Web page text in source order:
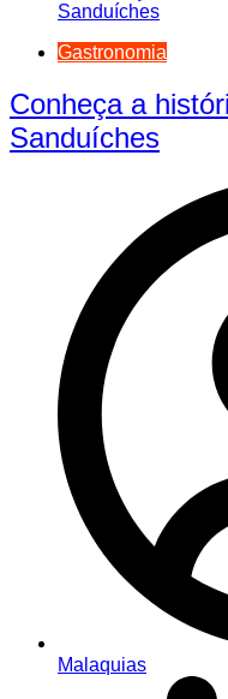
Gastronomia
Conheça a
Sanduíches
Malaquias